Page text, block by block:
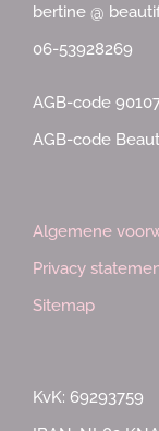
bertine @
06-53928269
AGB-code
AGB-code
Algemene
Privacy
Sitemap
KvK: 69293759